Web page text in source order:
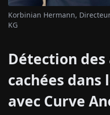
Korbinian Hermann,
KG
Détection
cachées dans
avec Curve